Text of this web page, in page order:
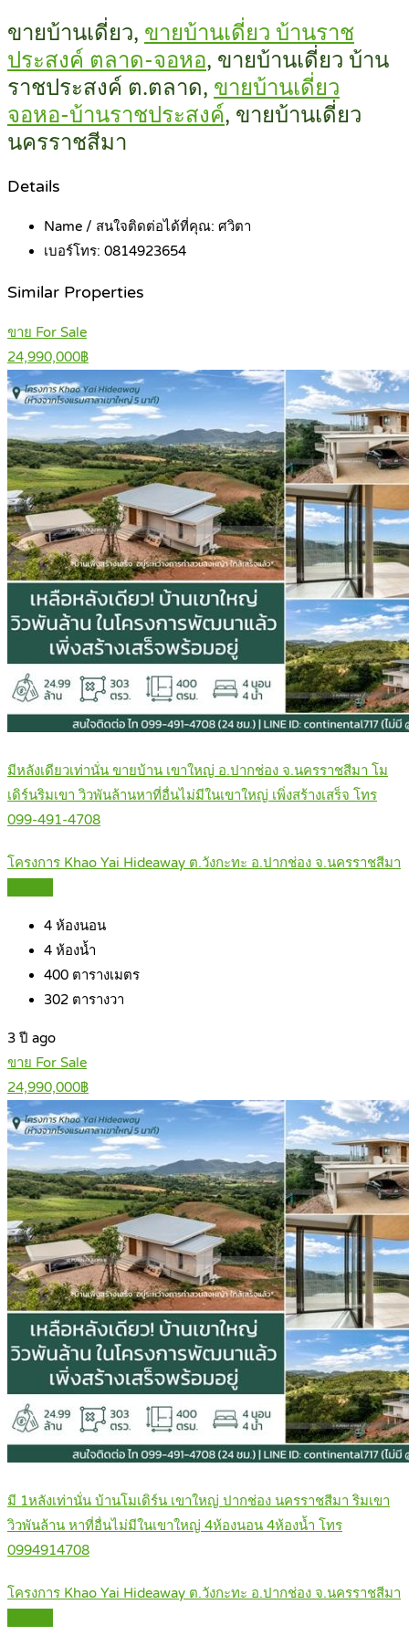
ขายบ้านเดี่ยว, ขายบ้านเดี่ยว บ้านราช
ประสงค์ ตลาด-จอหอ, ขายบ้านเดี่ยว บ้าน
ราชประสงค์ ต.ตลาด, ขายบ้านเดี่ยว
จอหอ-บ้านราชประสงค์, ขายบ้านเดี่ยว
นครราชสีมา
Details
Name / สนใจติดต่อได้ที่คุณ: ศวิตา
เบอร์โทร: 0814923654
Similar Properties
ขาย For Sale
24,990,000฿
มีหลังเดียวเท่านั่น ขายบ้าน เขาใหญ่ อ.ปากช่อง จ.นครราชสีมา โม
เดิร์นริมเขา วิวพันล้านหาที่อื่นไม่มีในเขาใหญ่ เพิ่งสร้างเสร็จ โทร
099-491-4708
โครงการ Khao Yai Hideaway ต.วังกะทะ อ.ปากช่อง จ.นครราชสีมา
4 ห้องนอน
4 ห้องน้ำ
400 ตารางเมตร
302 ตารางวา
3 ปี ago
ขาย For Sale
24,990,000฿
มี 1หลังเท่านั่น บ้านโมเดิร์น เขาใหญ่ ปากช่อง นครราชสีมา ริมเขา
วิวพันล้าน หาที่อื่นไม่มีในเขาใหญ่ 4ห้องนอน 4ห้องน้ำ โทร
0994914708
โครงการ Khao Yai Hideaway ต.วังกะทะ อ.ปากช่อง จ.นครราชสีมา